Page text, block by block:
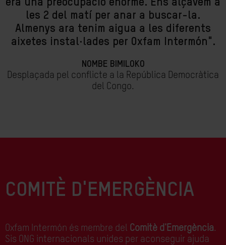
era una preocupació enorme. Ens alçàvem a
les 2 del matí per anar a buscar-la.
Almenys ara tenim aigua a les diferents
aixetes instal·lades per Oxfam Intermón".
NOMBE BIMILOKO
Desplaçada pel conflicte a la República Democràtica
del Congo.
COMITÈ D'EMERGÈNCIA
Oxfam Intermón és membre del Comitè d'Emergència.
Sis ONG internacionals unides per aconseguir ajuda